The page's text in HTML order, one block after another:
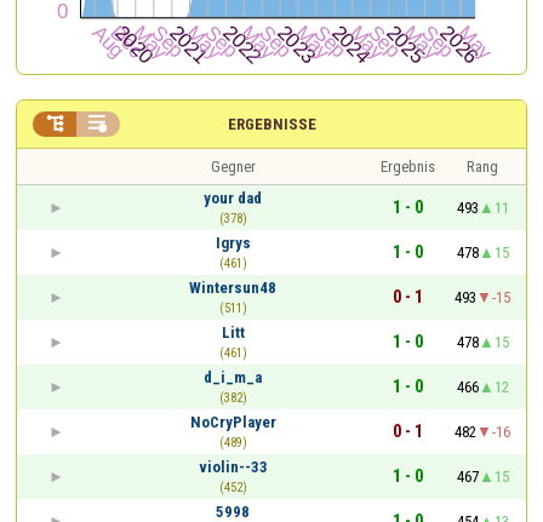
ERGEBNISSE
 
Gegner Ergebnis
Rang
your dad
(378)
1 - 0 493
11
Igrys
(461)
1 - 0 478
15
Wintersun48
(511)
0 - 1 493
-15
Litt
(461)
1 - 0 478
15
d_i_m_a
(382)
1 - 0 466
12
NoCryPlayer
(489)
0 - 1 482
-16
violin--33
(452)
1 - 0 467
15
5998